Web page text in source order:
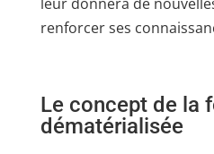
renforcer ses
Le concept de la
dématérialisée